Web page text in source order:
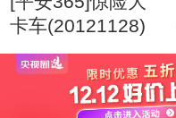
卡车(20121128)